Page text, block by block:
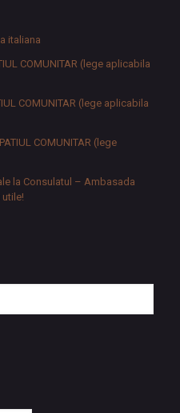
italiana
COMUNITAR (lege aplicabila
COMUNITAR (lege aplicabila
COMUNITAR (lege
la Consulatul – Ambasada